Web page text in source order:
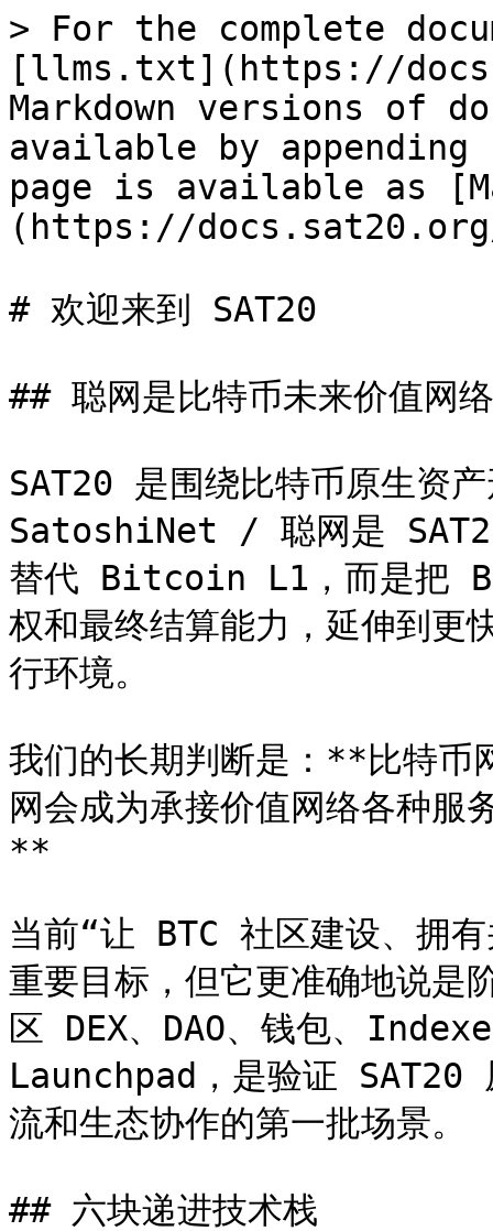
> For the complete
[llms.txt](https://
Markdown versions of
available by
page is available as
(https://
# 欢迎来到 SAT20
## 聪网是比特币未来价值网
SAT20 是围绕比特币原生资
SatoshiNet / 聪网是 SAT20
替代 Bitcoin L1，而是把
权和最终结算能力，延伸到更
行环境。
我们的长期判断是：**比特币
网会成为承接价值网络各种
**
当前“让 BTC 社区建设、拥
重要目标，但它更准确地说是
区 DEX、DAO、钱包、
Launchpad，是验证 SAT20
流和生态协作的第一批场景。
## 六块递进技术栈